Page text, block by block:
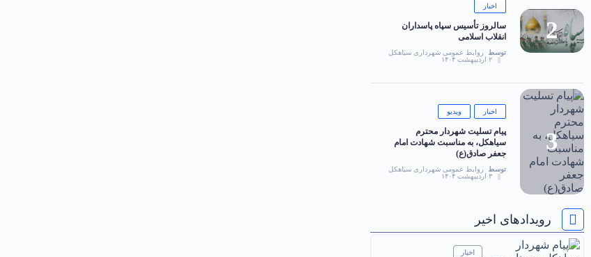
اخبار
سالروز تأسیس سپاه پاسداران
انقلاب اسلامی
توسط
روابط عمومی شهرداری سیاهکل
۲ اردیبهشت ۱۴۰۴
اخبار ویدیو
پیام تسلیت شهردار محترم
سیاهکل، به مناسبت شهادت امام
جعفر صادق(ع)
توسط
روابط عمومی شهرداری سیاهکل
۳ اردیبهشت ۱۴۰۴
رویدادهای اخیر
اخبار